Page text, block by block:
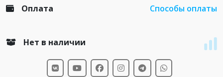
Оплата Способы оплаты
Нет в наличии